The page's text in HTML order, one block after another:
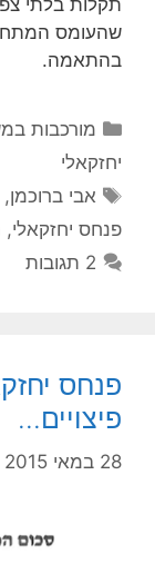
תקלות בלתי
שהעומס המתח
בהתאמה.
קטגוריות
מורכבות
יחזקאלי
תגיות
אבי ברוכמן,
פנחס יחזקאלי,
2 תגובות
פנחס
פיצויים…
28 במאי 2015